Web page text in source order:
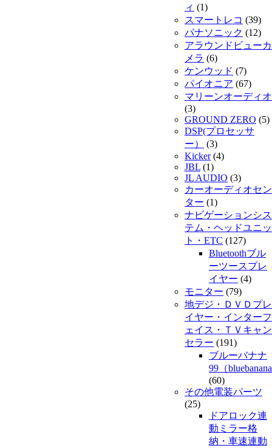
ィ (1)
スマートレコ (39)
パナソニック (12)
アラウンドビューカ
メラ (6)
ケンウッド (7)
パイオニア (67)
マリーンオーディオ
(3)
GROUND ZERO (5)
DSP(プロセッサ
ー）
(3)
Kicker(4)
JBL (1)
JL AUDIO (3)
カーオーディオセン
ター (1)
ナビゲーションシス
テム・ヘッドユニッ
ト・ETC (127)
Bluetoothブル
ーツースプレ
イヤー (4)
モニター (79)
地デジ・ＤＶＤプレ
イヤー・インターフ
ェイス・ＴＶキャン
セラー (191)
ブルーバナナ
99（
(60)
その他電装パーツ
(25)
ドアロック連
動ミラー格
納・車速連動